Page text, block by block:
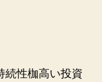
続性枷高い投資